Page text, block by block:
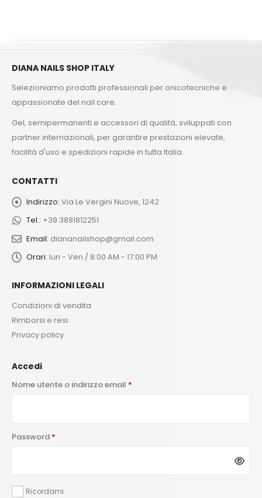
DIANA NAILS SHOP ITALY
Selezioniamo prodotti professionali per onicotecniche e
appassionate del nail care.
Gel, semipermanenti e accessori di qualità, sviluppati con
partner internazionali, per garantire prestazioni elevate,
facilità d'uso e spedizioni rapide in tutta Italia.
CONTATTI
Indirizzo: Via Le Vergini Nuove, 1242
Tel.: +39.3891812251
Email: diananailshop@gmail.com
Orari: lun - Ven / 8:00 AM - 17:00 PM
INFORMAZIONI LEGALI
Condizioni di vendita
Rimborsi e resi
Privacy policy
Accedi
Nome utente o indirizzo email *
Password *
Ricordami